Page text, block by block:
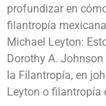
profundizar en
filantropía
Michael Leyton:
Dorothy A. Johnson
la Filantropía, en
Leyton o filantropía